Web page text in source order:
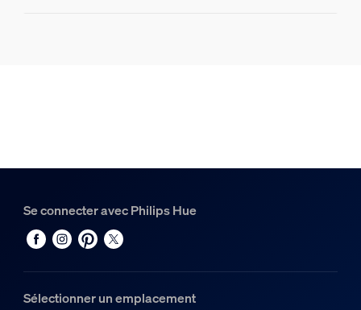
Se connecter avec Philips Hue
Sélectionner un emplacement